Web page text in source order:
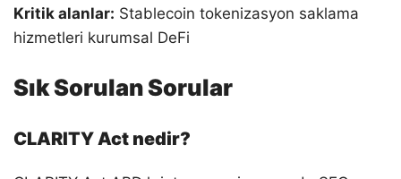
Kritik alanlar: Stablecoin tokenizasyon saklama
hizmetleri kurumsal DeFi
Sık Sorulan Sorular
CLARITY Act nedir?